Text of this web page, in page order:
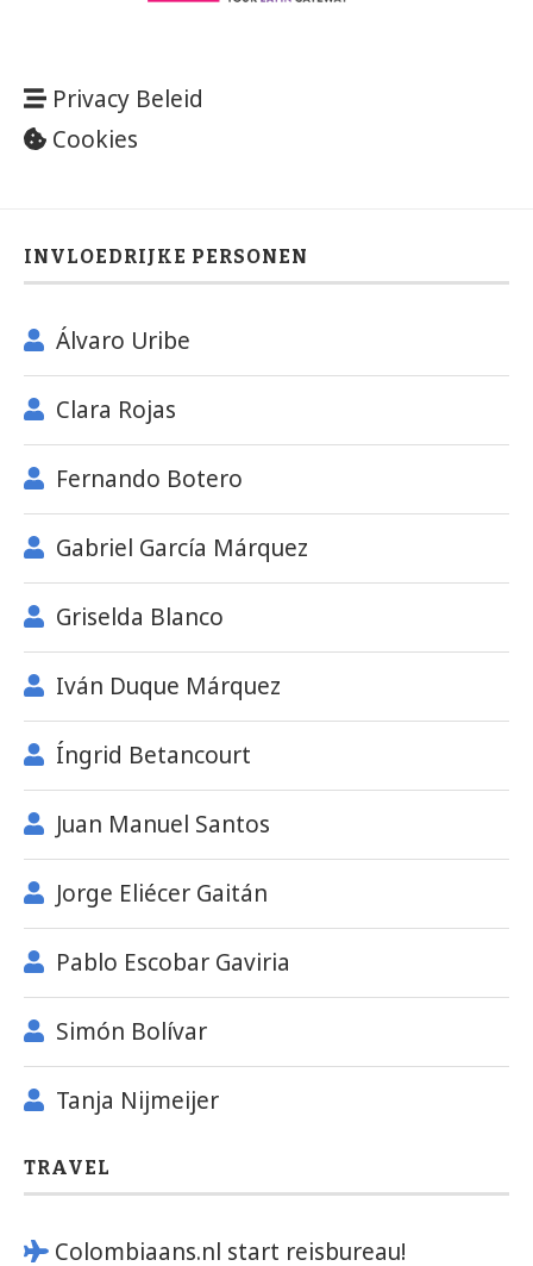
Privacy Beleid
Cookies
INVLOEDRIJKE PERSONEN
Álvaro Uribe
Clara Rojas
Fernando Botero
Gabriel García Márquez
Griselda Blanco
Iván Duque Márquez
Íngrid Betancourt
Juan Manuel Santos
Jorge Eliécer Gaitán
Pablo Escobar Gaviria
Simón Bolívar
Tanja Nijmeijer
TRAVEL
Colombiaans.nl start reisbureau!